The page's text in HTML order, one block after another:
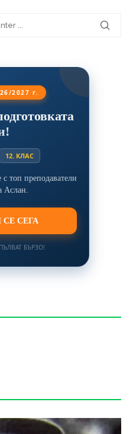
2027 г.
12. КЛАС
топ преподаватели
Аслан.
СЕГА
БЪРЗО!